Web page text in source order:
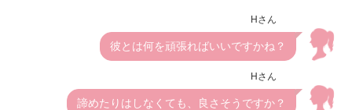
Hさん
彼とは何を頑張ればいいですかね？
Hさん
諦めたりはしなくても、良さそうですか？